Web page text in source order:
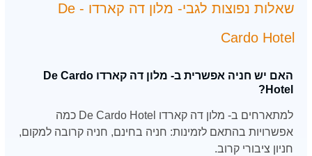
שאלות נפוצות לגבי- מלון דה קארדו - De
Cardo Hotel
האם יש חניה אפשרית ב- מלון דה קארדו De Cardo
Hotel?
למתארחים ב- מלון דה קארדו De Cardo Hotel כמה
אפשרויות בהתאם לזמינות: חניה בחינם, חניה קרובה למקום,
חניון ציבורי קרוב.